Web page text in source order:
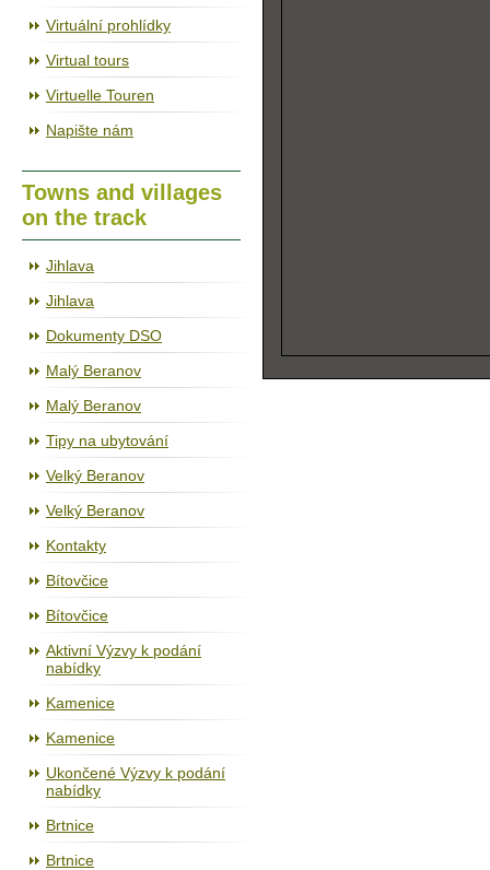
Virtuální prohlídky
Virtual tours
Virtuelle Touren
Napište nám
Towns and villages
on the track
Jihlava
Jihlava
Dokumenty DSO
Malý Beranov
Malý Beranov
Tipy na ubytování
Velký Beranov
Velký Beranov
Kontakty
Bítovčice
Bítovčice
Aktivní Výzvy k podání
nabídky
Kamenice
Kamenice
Ukončené Výzvy k podání
nabídky
Brtnice
Brtnice